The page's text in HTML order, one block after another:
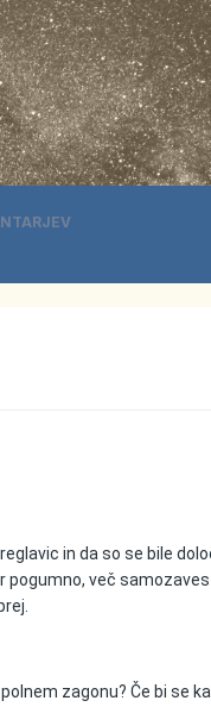
in da so se bile
več
zagonu? Če bi